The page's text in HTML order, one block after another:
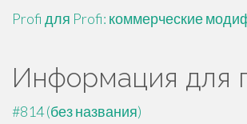
Profi для Profi: коммерческие
Информация для
#814 (без названия)